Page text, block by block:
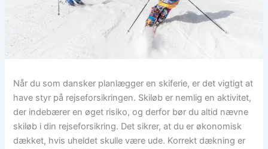
Når du som dansker planlægger en skiferie, er det vigtigt at
have styr på rejseforsikringen. Skiløb er nemlig en aktivitet,
der indebærer en øget risiko, og derfor bør du altid nævne
skiløb i din rejseforsikring. Det sikrer, at du er økonomisk
dækket, hvis uheldet skulle være ude. Korrekt dækning er